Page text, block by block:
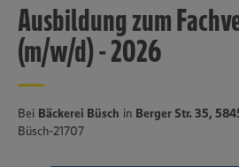
Ausbildung zum
(m/w/d) - 2026
Bei Bäckerei Büsch in Berger Str. 35,
Büsch-21707